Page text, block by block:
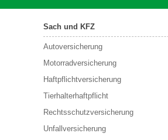
Sach und KFZ
Autoversicherung
Motorradversicherung
Haftpflichtversicherung
Tierhalterhaftpflicht
Rechtsschutzversicherung
Unfallversicherung